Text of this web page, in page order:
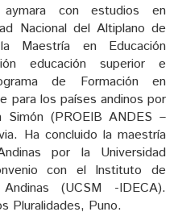
con estudios en
Nacional del Altiplano de
Maestría en Educación
educación superior e
de Formación en
para los países andinos por
(PROEIB ANDES –
Ha concluido la maestría
por la Universidad
con el Instituto de
(UCSM -IDECA).
Pluralidades, Puno.